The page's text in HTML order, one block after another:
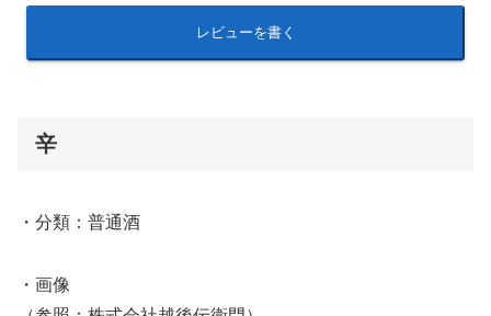
レビューを書く
辛
・分類：普通酒
・画像